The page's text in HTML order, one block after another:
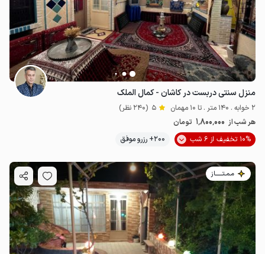
منزل سنتی دربست در کاشان - کمال الملک
2 خوابه . 140 متر . تا 10 مهمان 5 (240 نظر)
هر شب از 1٬800٬000 تومان
10% تخفیف از 6 شب
200+ رزرو موفق
مـمـتــــــاز